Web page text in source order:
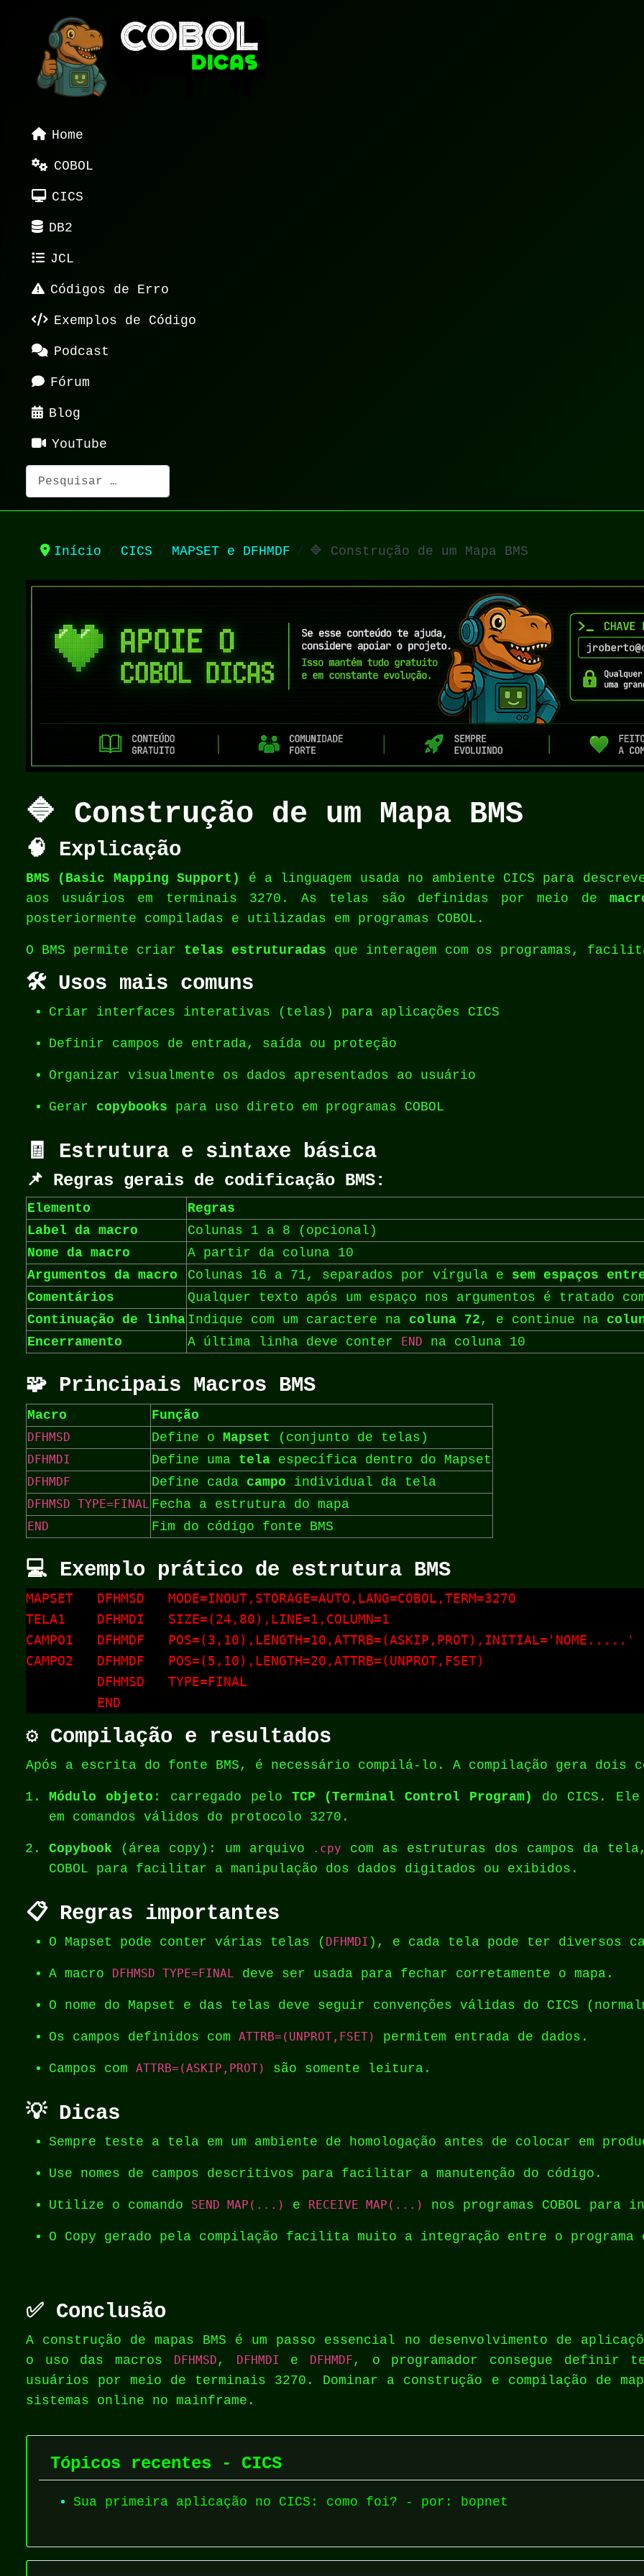
Home
COBOL
CICS
DB2
JCL
Códigos de Erro
Exemplos de Código
Podcast
Fórum
Blog
YouTube
Pesquisar
Início CICS MAPSET e DFHMDF 🔷 Construção de um Mapa BMS
🔷 Construção de um Mapa BMS
🧠 Explicação
BMS (Basic Mapping Support)
é a linguagem usada no ambiente CICS para
aos usuários em terminais 3270. As telas são definidas por meio de
posteriormente compiladas e utilizadas em programas COBOL.
O BMS permite criar telas estruturadas que interagem com os programas,
🛠️ Usos mais comuns
Criar interfaces interativas (telas) para aplicações CICS
Definir campos de entrada, saída ou proteção
Organizar visualmente os dados apresentados ao usuário
Gerar copybooks para uso direto em programas COBOL
🧾 Estrutura e sintaxe básica
📌 Regras gerais de codificação BMS:
Elemento
Regras
Label da macro
Colunas 1 a 8 (opcional)
Nome da macro
A partir da coluna 10
Argumentos da macro
Colunas 16 a 71, separados por vírgula e sem espaços
Comentários
Qualquer texto após um espaço nos argumentos é tratado
Continuação de linha Indique com um caractere na coluna 72 , e continue na
Encerramento
A última linha deve conter END na coluna 10
🧩 Principais Macros BMS
Macro Função
DFHMSD Define o Mapset (conjunto de telas)
DFHMDI Define uma tela específica dentro do Mapset
DFHMDF Define cada campo individual da tela
DFHMSD TYPE=FINAL Fecha a estrutura do mapa
END Fim do código fonte BMS
💻 Exemplo prático de estrutura BMS
MAPSET   DFHMSD   MODE=INOUT,STORAGE=AUTO,LANG=COBOL,TERM=3270
TELA1    DFHMDI   SIZE=(24,80),LINE=1,COLUMN=1
CAMPO1   DFHMDF   POS=(3,10),LENGTH=10,ATTRB=(ASKIP,PROT),INITIAL='NOME.....'
CAMPO2   DFHMDF   POS=(5,10),LENGTH=20,ATTRB=(UNPROT,FSET)
         DFHMSD   TYPE=FINAL
         END
⚙️ Compilação e resultados
Após a escrita do fonte BMS, é necessário compilá-lo. A compilação gera dois
Módulo objeto : carregado pelo TCP (Terminal Control Program)
do CICS.
em comandos válidos do protocolo 3270.
Copybook (área copy): um arquivo .cpy com as estruturas dos campos da
COBOL para facilitar a manipulação dos dados digitados ou exibidos.
📋 Regras importantes
O Mapset pode conter várias telas ( DFHMDI ), e cada tela pode ter diversos
A macro DFHMSD TYPE=FINAL deve ser usada para fechar corretamente o mapa.
O nome do Mapset e das telas deve seguir convenções válidas do CICS
Os campos definidos com ATTRB=(UNPROT,FSET) permitem entrada de dados.
Campos com ATTRB=(ASKIP,PROT) são somente leitura.
💡 Dicas
Sempre teste a tela em um ambiente de homologação antes de colocar em
Use nomes de campos descritivos para facilitar a manutenção do código.
Utilize o comando SEND MAP(...) e RECEIVE MAP(...) nos programas COBOL para
O Copy gerado pela compilação facilita muito a integração entre o
✅ Conclusão
A construção de mapas BMS é um passo essencial no desenvolvimento de
o uso das macros
DFHMSD , DFHMDI e DFHMDF , o programador consegue definir
usuários por meio de terminais 3270. Dominar a construção e compilação de
sistemas online no mainframe.
Tópicos recentes - CICS
Sua primeira aplicação no CICS: como foi? - por: bopnet